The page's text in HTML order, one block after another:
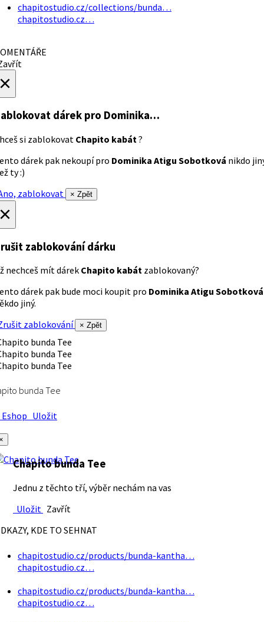
chapitostudio.cz/collections/bunda…
chapitostudio.cz…
dárek pro Dominika…
si zablokovat Chapito kabát ?
dárek pak nekoupí pro Dominika Atigu Sobotková nikdo
ty :)
zablokovat
× Zpět
zablokování dárku
nechceš mít dárek Chapito kabát zablokovaný?
dárek pak bude moci koupit pro Dominika Atigu Sobotková
jiný.
zablokování
× Zpět
bunda Tee
Uložit
Chapito bunda Tee
Jednu z těchto tří, výběr nechám na vas
Uložit Zavřít
KDE TO SEHNAT
chapitostudio.cz/products/bunda-kantha…
chapitostudio.cz…
chapitostudio.cz/products/bunda-kantha…
chapitostudio.cz…